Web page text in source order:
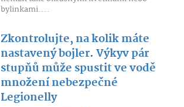
bylinkami....
Zkontrolujte, na kolik máte
nastavený bojler. Výkyv pár
stupňů může spustit ve vodě
množení nebezpečné
Legionelly